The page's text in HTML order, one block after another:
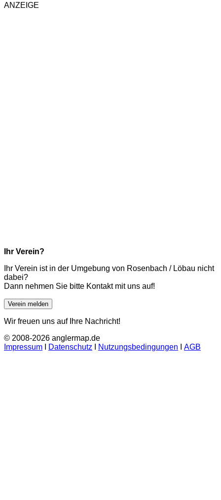
ANZEIGE
Ihr Verein?
Ihr Verein ist in der Umgebung von Rosenbach / Löbau nicht
dabei?
Dann nehmen Sie bitte Kontakt mit uns auf!
Verein melden
Wir freuen uns auf Ihre Nachricht!
© 2008-2026 anglermap.de
Impressum
Datenschutz Nutzungsbedingungen AGB